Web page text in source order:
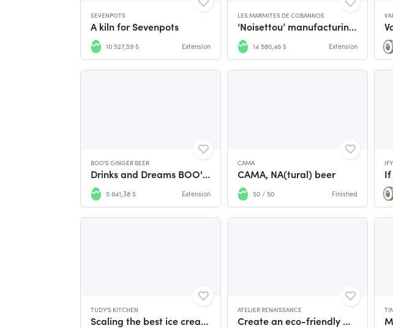
SEVENPOTS
A kiln for Sevenpots
10 527,59 $ Extension
LES MARMITES DE COBANNOS
‘Noisettou’ manufacturing laboratory
14 580,46 $ Extension
BOO'S GINGER BEER
Drinks and Dreams BOO'S GINGER BEER
5 841,38 $ Extension
CAMA
CAMA, NA(tural) beer
50 / 50 Finished
If
TUDY'S KITCHEN
Scaling the best ice cream in Amsterdam to a city near you!
ATELIER RENAISSANCE
Create an eco-friendly workshop to rescue furniture.